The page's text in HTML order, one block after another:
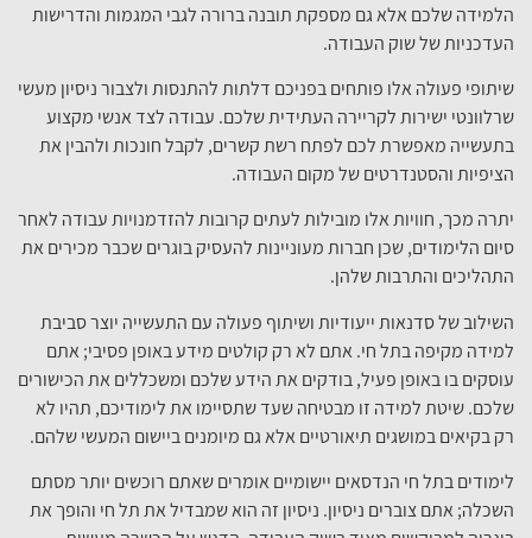
הלמידה שלכם אלא גם מספקת תובנה ברורה לגבי המגמות והדרישות
העדכניות של שוק העבודה.
שיתופי פעולה אלו פותחים בפניכם דלתות להתנסות ולצבור ניסיון מעשי
שרלוונטי ישירות לקריירה העתידית שלכם. עבודה לצד אנשי מקצוע
בתעשייה מאפשרת לכם לפתח רשת קשרים, לקבל חונכות ולהבין את
הציפיות והסטנדרטים של מקום העבודה.
יתרה מכך, חוויות אלו מובילות לעתים קרובות להזדמנויות עבודה לאחר
סיום הלימודים, שכן חברות מעוניינות להעסיק בוגרים שכבר מכירים את
התהליכים והתרבות שלהן.
השילוב של סדנאות ייעודיות ושיתוף פעולה עם התעשייה יוצר סביבת
למידה מקיפה בתל חי. אתם לא רק קולטים מידע באופן פסיבי; אתם
עוסקים בו באופן פעיל, בודקים את הידע שלכם ומשכללים את הכישורים
שלכם. שיטת למידה זו מבטיחה שעד שתסיימו את לימודיכם, תהיו לא
רק בקיאים במושגים תיאורטיים אלא גם מיומנים ביישום המעשי שלהם.
לימודים בתל חי הנדסאים יישומיים אומרים שאתם רוכשים יותר מסתם
השכלה; אתם צוברים ניסיון. ניסיון זה הוא שמבדיל את תל חי והופך את